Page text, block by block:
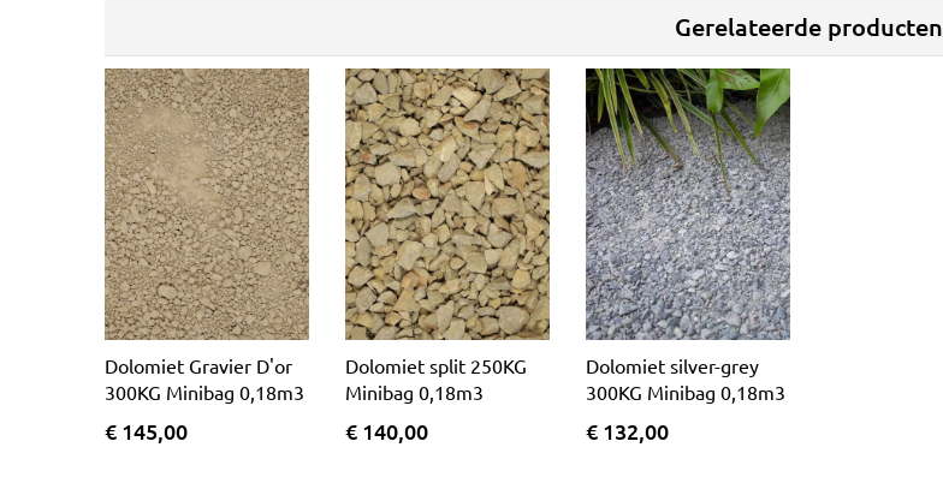
Gerelateerde producten
Dolomiet Gravier D'or
300KG Minibag 0,18m3
€ 145,00
Dolomiet split 250KG
Minibag 0,18m3
€ 140,00
Dolomiet silver-grey
300KG Minibag 0,18m3
€ 132,00